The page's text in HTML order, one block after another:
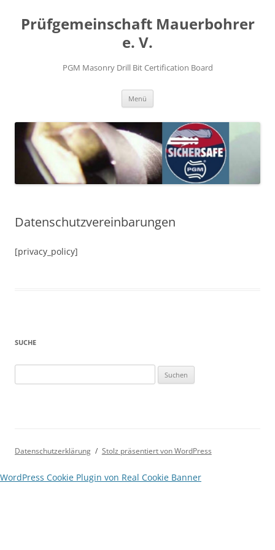
Prüfgemeinschaft Mauerbohrer
e. V.
PGM Masonry Drill Bit Certification Board
Menü
Datenschutzvereinbarungen
[privacy_policy]
SUCHE
nach:
Datenschutzerklärung Stolz präsentiert von WordPress
WordPress Cookie Plugin von Real Cookie Banner